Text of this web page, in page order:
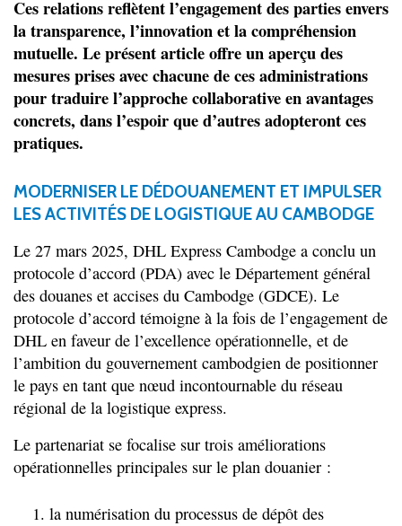
Ces relations reflètent l’engagement des parties envers
la transparence, l’innovation et la compréhension
mutuelle. Le présent article offre un aperçu des
mesures prises avec chacune de ces administrations
pour traduire l’approche collaborative en avantages
concrets, dans l’espoir que d’autres adopteront ces
pratiques.
MODERNISER LE DÉDOUANEMENT ET IMPULSER
LES ACTIVITÉS DE LOGISTIQUE AU CAMBODGE
Le 27 mars 2025, DHL Express Cambodge a conclu un
protocole d’accord (PDA) avec le Département général
des douanes et accises du Cambodge (GDCE). Le
protocole d’accord témoigne à la fois de l’engagement de
DHL en faveur de l’excellence opérationnelle, et de
l’ambition du gouvernement cambodgien de positionner
le pays en tant que nœud incontournable du réseau
régional de la logistique express.
Le partenariat se focalise sur trois améliorations
opérationnelles principales sur le plan douanier :
la numérisation du processus de dépôt des